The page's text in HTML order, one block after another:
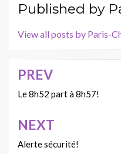
Published by
View all posts by Paris-
Navigation
de
l’article
PREV
Le 8h52 part à 8h57!
NEXT
Alerte sécurité!